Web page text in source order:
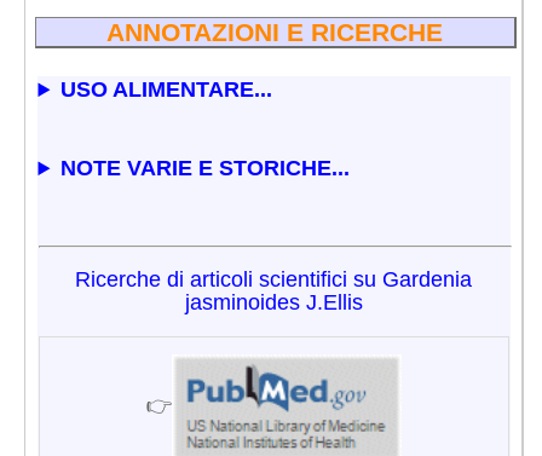
ANNOTAZIONI E RICERCHE
USO ALIMENTARE...
NOTE VARIE E STORICHE...
Ricerche di articoli scientifici su Gardenia
jasminoides J.Ellis
👉